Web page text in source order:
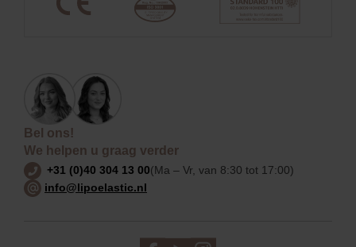
Bel ons!
We helpen u graag verder
+31 (0)40 304 13 00(Ma – Vr, van 8:30 tot 17:00)
info@lipoelastic.nl